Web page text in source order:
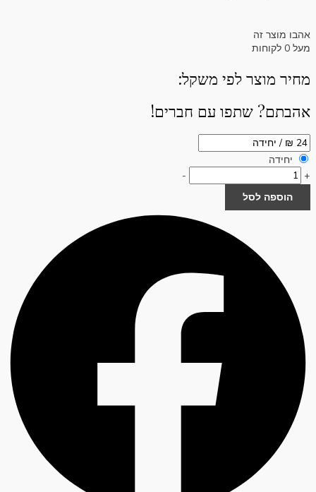
אהבו מוצר זה
מעל 0 לקוחות
מחיר מוצר לפי משקל:
אהבתם? שתפו עם חברים!
יחידה
+
-
הוספה לסל